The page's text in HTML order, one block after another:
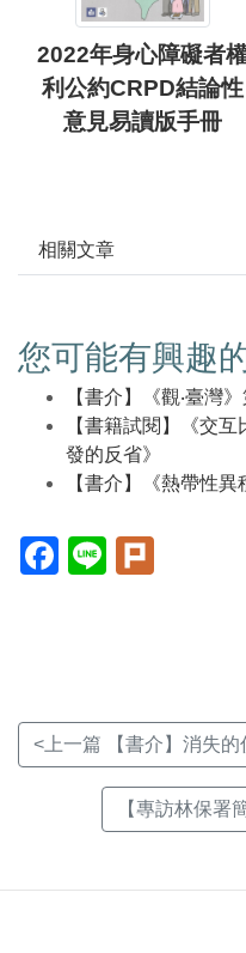
2022年身心障礙者
利公約CRPD結論性
意見易讀版手冊
相關文章
您可能有興趣
【書介】《觀‧臺灣
【書籍試閱】《交
發的反省》
【書介】《熱帶性異
Facebook(另
開
Line(另
開
<上一篇 【書介】消失
【專訪林保署